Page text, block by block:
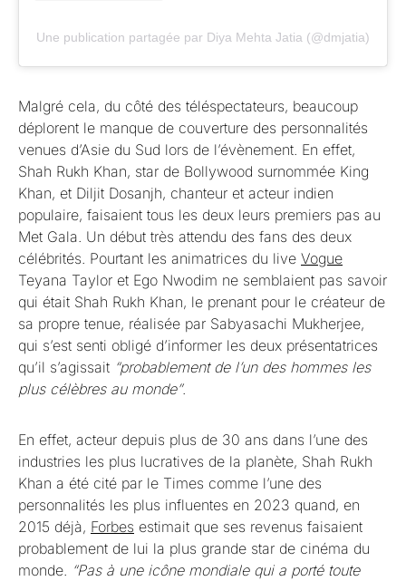
Une publication partagée par Diya Mehta Jatia (@dmjatia)
Malgré cela, du côté des téléspectateurs, beaucoup
déplorent le manque de couverture des personnalités
venues d’Asie du Sud lors de l’évènement. En effet,
Shah Rukh Khan, star de Bollywood surnommée King
Khan, et Diljit Dosanjh, chanteur et acteur indien
populaire, faisaient tous les deux leurs premiers pas au
Met Gala. Un début très attendu des fans des deux
célébrités. Pourtant les animatrices du live Vogue
Teyana Taylor et Ego Nwodim ne semblaient pas savoir
qui était Shah Rukh Khan, le prenant pour le créateur de
sa propre tenue, réalisée par Sabyasachi Mukherjee,
qui s’est senti obligé d’informer les deux présentatrices
qu’il s’agissait “probablement de l’un des hommes les
plus célèbres au monde”.
En effet, acteur depuis plus de 30 ans dans l’une des
industries les plus lucratives de la planète, Shah Rukh
Khan a été cité par le Times comme l’une des
personnalités les plus influentes en 2023 quand, en
2015 déjà, Forbes estimait que ses revenus faisaient
probablement de lui la plus grande star de cinéma du
monde. “Pas à une icône mondiale qui a porté toute